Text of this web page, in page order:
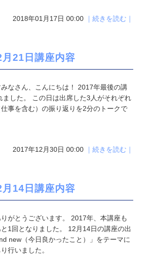
2018年01月17日 00:00 ｜続きを読む｜
月21日講座内容
なさん、こんにちは！ 2017年最後の講
ました。 この日は出席した3人がそれぞれ
事を含む）の振り返りを2分のトークで
2017年12月30日 00:00 ｜続きを読む｜
月14日講座内容
がとうございます。 2017年、本講座も
1回となりました。 12月14日の講座の出
new（今日良かったこと）」をテーマに
行いました。